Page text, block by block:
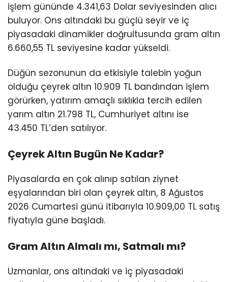
işlem gününde 4.341,63 Dolar seviyesinden alıcı
buluyor. Ons altındaki bu güçlü seyir ve iç
piyasadaki dinamikler doğrultusunda gram altın
6.660,55 TL seviyesine kadar yükseldi.
Düğün sezonunun da etkisiyle talebin yoğun
olduğu çeyrek altın 10.909 TL bandından işlem
görürken, yatırım amaçlı sıklıkla tercih edilen
yarım altın 21.798 TL, Cumhuriyet altını ise
43.450 TL’den satılıyor.
Çeyrek Altın Bugün Ne Kadar?
Piyasalarda en çok alınıp satılan ziynet
eşyalarından biri olan çeyrek altın, 8 Ağustos
2026 Cumartesi günü itibarıyla 10.909,00 TL satış
fiyatıyla güne başladı.
Gram Altın Almalı mı, Satmalı mı?
Uzmanlar, ons altındaki ve iç piyasadaki